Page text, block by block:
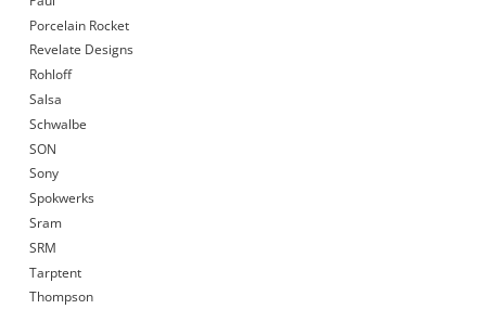
Porcelain Rocket
Revelate Designs
Rohloff
Salsa
Schwalbe
SON
Sony
Spokwerks
Sram
SRM
Tarptent
Thompson